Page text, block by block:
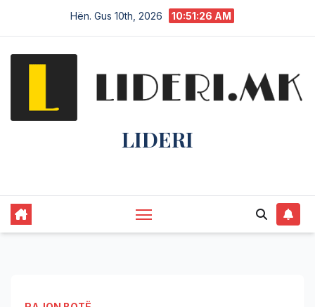
Hën. Gus 10th, 2026 10:51:27 AM
LIDERI